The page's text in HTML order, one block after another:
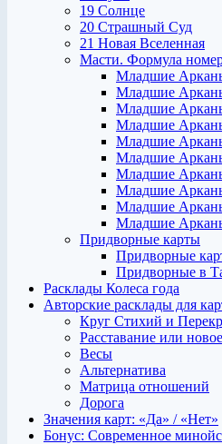
19 Солнце
20 Страшный Суд
21 Новая Вселенная
Масти. Формула
Младшие
Младшие
Младшие
Младшие
Младшие
Младшие
Младшие
Младшие
Младшие
Младшие
Придворные карты
Придворные
Придворные в
Расклады Колеса года
Авторские расклады для
Круг Стихий и
Расставание или
Весы
Альтернатива
Матрица отношений
Дорога
Значения карт: «Да» / «Нет»
Бонус: Современное